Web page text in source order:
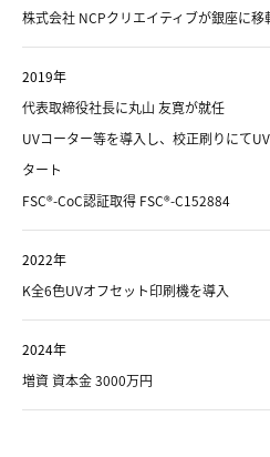
株式会社 NCPクリエイティブが銀座に移
2019年
代表取締役社長に丸山 友寛が就任
UVコーター等を導入し、校正刷りにて
タート
FSC®-CoC認証取得 FSC®-C152884
2022年
K全6色UVオフセット印刷機を導入
2024年
増資 資本金 3000万円